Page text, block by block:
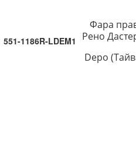
551-1186R-LDEM1
Фара
Рено
Depo